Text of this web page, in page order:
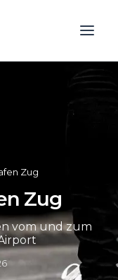
Zug
Zug
vom und zum